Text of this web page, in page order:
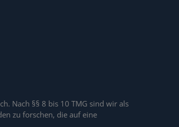
Nach §§ 8 bis 10 TMG sind wir als
zu forschen, die auf eine